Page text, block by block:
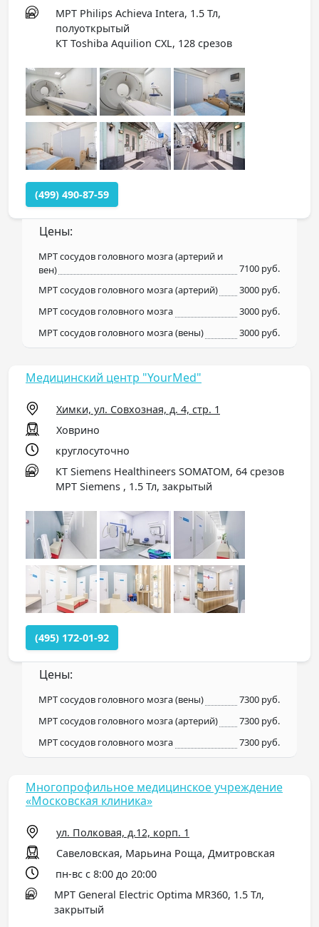
МРТ Philips Achieva Intera, 1.5 Тл,
полуоткрытый
КТ Toshiba Aquilion CXL, 128 срезов
(499) 490-87-59
Цены:
МРТ сосудов головного мозга (артерий и
вен)
7100 руб.
МРТ сосудов головного мозга (артерий)
3000 руб.
МРТ сосудов головного мозга
3000 руб.
МРТ сосудов головного мозга (вены)
3000 руб.
Медицинский центр "YourMed"
Химки, ул. Совхозная, д. 4, стр. 1
Ховрино
круглосуточно
КТ Siemens Healthineers SOMATOM, 64 срезов
МРТ Siemens , 1.5 Тл, закрытый
(495) 172-01-92
Цены:
МРТ сосудов головного мозга (вены)
7300 руб.
МРТ сосудов головного мозга (артерий)
7300 руб.
МРТ сосудов головного мозга
7300 руб.
Многопрофильное медицинское учреждение
«Московская клиника»
ул. Полковая, д.12, корп. 1
Савеловская, Марьина Роща, Дмитровская
пн-вс с 8:00 до 20:00
МРТ General Electric Optima MR360, 1.5 Тл,
закрытый